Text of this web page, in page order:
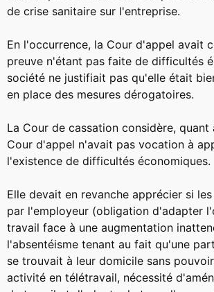
de crise sanitaire sur l'entreprise.
En l'occurrence, la Cour d'appel avait
preuve n'étant pas faite de difficultés
société ne justifiait pas qu'elle était
en place des mesures dérogatoires.
La Cour de cassation considère, quant
Cour d'appel n'avait pas vocation à
l'existence de difficultés économiques.
Elle devait en revanche apprécier si
par l'employeur (obligation d'adapter
travail face à une augmentation
l'absentéisme tenant au fait qu'une
se trouvait à leur domicile sans
activité en télétravail, nécessité